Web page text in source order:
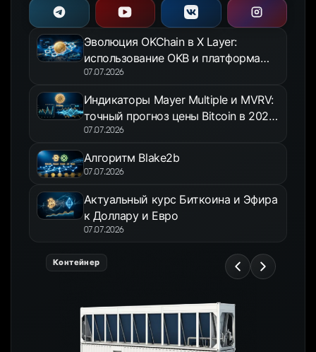
Эволюция OKChain в X Layer:
использование OKB и платформа
OKX Jumpstart в 2026 году
07.07.2026
Индикаторы Mayer Multiple и MVRV:
точный прогноз цены Bitcoin в 2026
году
07.07.2026
Алгоритм Blake2b
07.07.2026
Актуальный курс Биткоина и Эфира
к Доллару и Евро
07.07.2026
Контейнер